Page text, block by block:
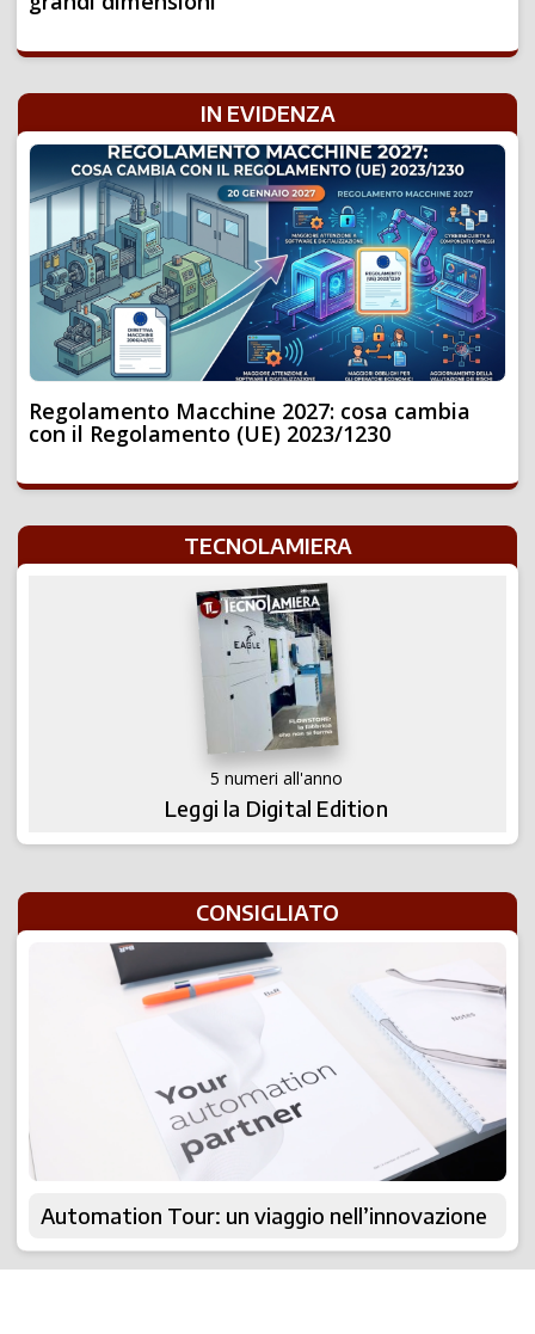
IN EVIDENZA
Regolamento Macchine 2027: cosa cambia
con il Regolamento (UE) 2023/1230
TECNOLAMIERA
5 numeri all'anno
Leggi la Digital Edition
CONSIGLIATO
Automation Tour: un viaggio nell’innovazione